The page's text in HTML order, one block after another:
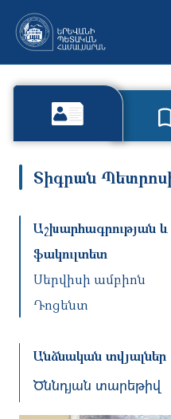
Տիգրան
Աշխարհագրության և
ֆակուլտետ
Սերվիսի ամբիոն
Դոցենտ
Անձնական տվյալներ
Ծննդյան տարեթիվ